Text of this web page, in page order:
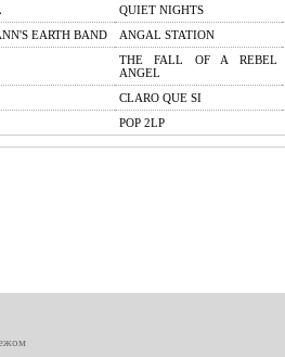
QUIET NIGHTS
EARTH BAND
ANGAL STATION
THE FALL OF A REBEL
ANGEL
CLARO QUE SI
POP 2LP